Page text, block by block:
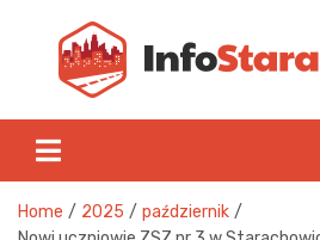
content
Home 2025
październik